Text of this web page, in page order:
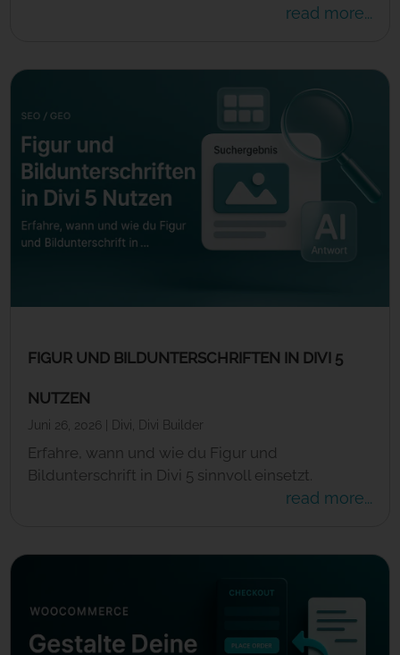
read more...
FIGUR UND BILDUNTERSCHRIFTEN IN DIVI 5
NUTZEN
Juni 26, 2026 Divi Divi Builder
Erfahre, wann und wie du Figur und
Bildunterschrift in Divi 5 sinnvoll einsetzt.
read more...